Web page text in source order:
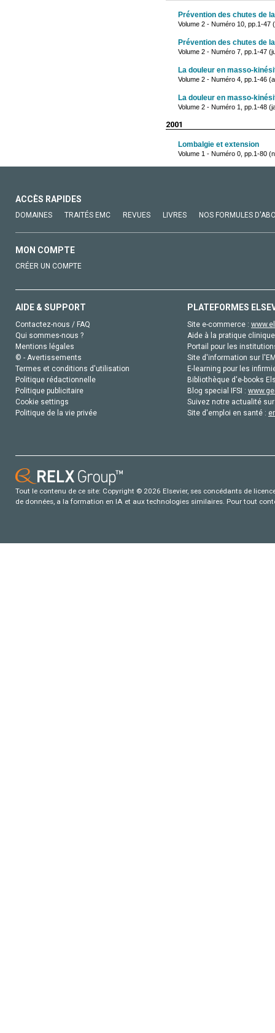
Prévention des chutes de
Volume 2 - Numéro 10, pp.1-47
Prévention des chutes de
Volume 2 - Numéro 7, pp.1-47
La douleur en masso-
Volume 2 - Numéro 4, pp.1-46
La douleur en masso-
Volume 2 - Numéro 1, pp.1-48
2001
Lombalgie et extension
Volume 1 - Numéro 0, pp.1-80
ACCÈS RAPIDES
DOMAINES TRAITÉS EMC REVUES LIVRES NOS FORMULES
MON COMPTE
CRÉER UN COMPTE
AIDE & SUPPORT
Contactez-nous / FAQ
Qui sommes-nous ?
Mentions légales
© - Avertissements
Termes et conditions d'utilisation
Politique rédactionnelle
Politique publicitaire
Cookie settings
Politique de la vie privée
PLATEFORMES
Site e-commerce :
Aide à la pratique
Portail pour les
Site d'information sur
E-learning pour les
Bibliothèque d'e-books
Blog special IFSI :
Suivez notre actualité
Site d'emploi en santé :
Tout le contenu de ce site: Copyright © 2026 Elsevier, ses concédants de
de données, a la formation en IA et aux technologies similaires. Pour tout